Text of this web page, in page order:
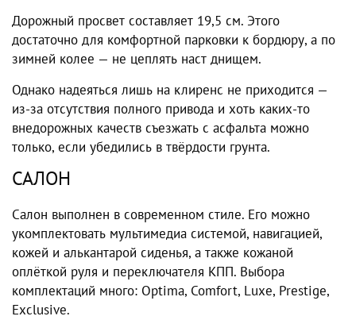
Дорожный просвет составляет 19,5 см. Этого
достаточно для комфортной парковки к бордюру, а по
зимней колее — не цеплять наст днищем.
Однако надеяться лишь на клиренс не приходится —
из-за отсутствия полного привода и хоть каких-то
внедорожных качеств съезжать с асфальта можно
только, если убедились в твёрдости грунта.
САЛОН
Салон выполнен в современном стиле. Его можно
укомплектовать мультимедиа системой, навигацией,
кожей и алькантарой сиденья, а также кожаной
оплёткой руля и переключателя КПП. Выбора
комплектаций много: Optima, Comfort, Luxe, Prestige,
Exclusive.